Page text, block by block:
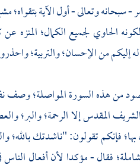
- سبحانه وتعالى - أول الآية
الحاوي لجميع الكمال؛
إليكم من الإحسان؛ والتربية؛
من هذه السورة المواصلة؛ وصف
المقدس إلا الرحمة؛ والبر؛
بها؛ فإنكم تقولون: "ناشدتك
فقال - مؤكدا لأن أفعال